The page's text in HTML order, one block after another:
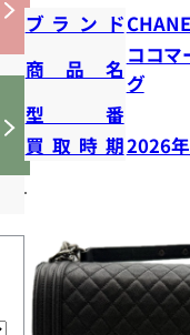
ブランド
商品名
ココマ
グ
型番
買取時期2026